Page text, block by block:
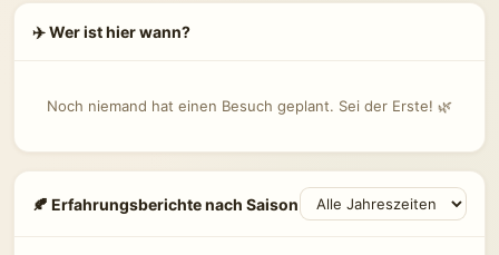
✈️ Wer ist hier wann?
Noch niemand hat einen Besuch geplant. Sei der Erste! 🌿
🍂 Erfahrungsberichte nach Saison